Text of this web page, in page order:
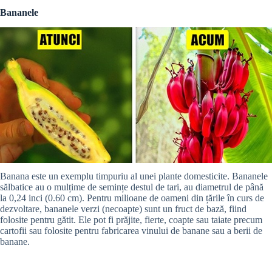
Bananele
Banana este un exemplu timpuriu al unei plante domesticite. Bananele
sălbatice au o mulțime de semințe destul de tari, au diametrul de până
la 0,24 inci (0.60 cm). Pentru milioane de oameni din țările în curs de
dezvoltare, bananele verzi (necoapte) sunt un fruct de bază, fiind
folosite pentru gătit. Ele pot fi prăjite, fierte, coapte sau taiate precum
cartofii sau folosite pentru fabricarea vinului de banane sau a berii de
banane.